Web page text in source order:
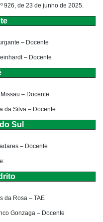
926, de 23 de junho de 2025.
– Docente
– Docente
– Docente
da Silva – Docente
Sul
– Docente
da Rosa – TAE
Gonzaga – Docente